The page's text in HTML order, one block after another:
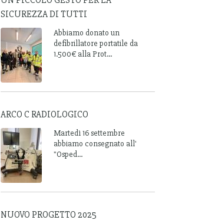
SICUREZZA DI TUTTI
Abbiamo donato un
defibrillatore portatile da
1.500€ alla Prot...
ARCO C RADIOLOGICO
Martedì 16 settembre
abbiamo consegnato all'
"Osped...
NUOVO PROGETTO 2025